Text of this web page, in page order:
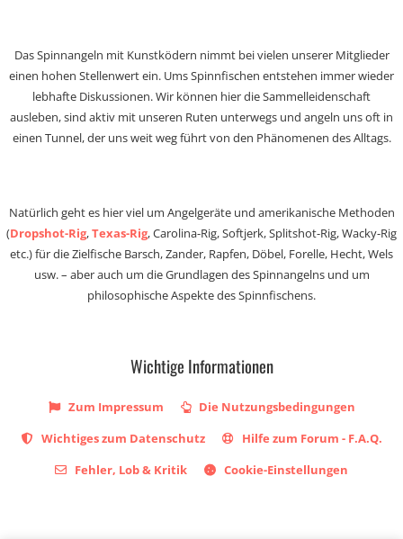
Das Spinnangeln mit Kunstködern nimmt bei vielen unserer Mitglieder
einen hohen Stellenwert ein. Ums Spinnfischen entstehen immer wieder
lebhafte Diskussionen. Wir können hier die Sammelleidenschaft
ausleben, sind aktiv mit unseren Ruten unterwegs und angeln uns oft in
einen Tunnel, der uns weit weg führt von den Phänomenen des Alltags.
Natürlich geht es hier viel um Angelgeräte und amerikanische Methoden
(Dropshot-Rig,Texas-Rig, Carolina-Rig, Softjerk, Splitshot-Rig, Wacky-Rig
etc.) für die Zielfische Barsch, Zander, Rapfen, Döbel, Forelle, Hecht, Wels
usw. – aber auch um die Grundlagen des Spinnangelns und um
philosophische Aspekte des Spinnfischens.
Wichtige Informationen
Zum Impressum
Die Nutzungsbedingungen
Wichtiges zum Datenschutz
Hilfe zum Forum - F.A.Q.
Fehler, Lob & Kritik
Cookie-Einstellungen